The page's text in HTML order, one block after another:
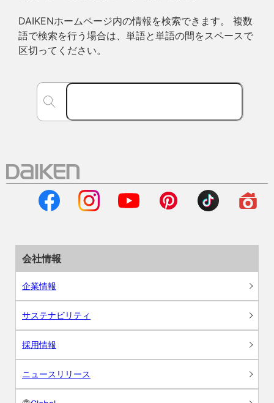
DAIKENホームページ内の情報を検索できます。 複数
語で検索を行う場合は、単語と単語の間をスペースで
区切ってください。
会社情報
企業情報
サステナビリティ
採用情報
ニュースリリース